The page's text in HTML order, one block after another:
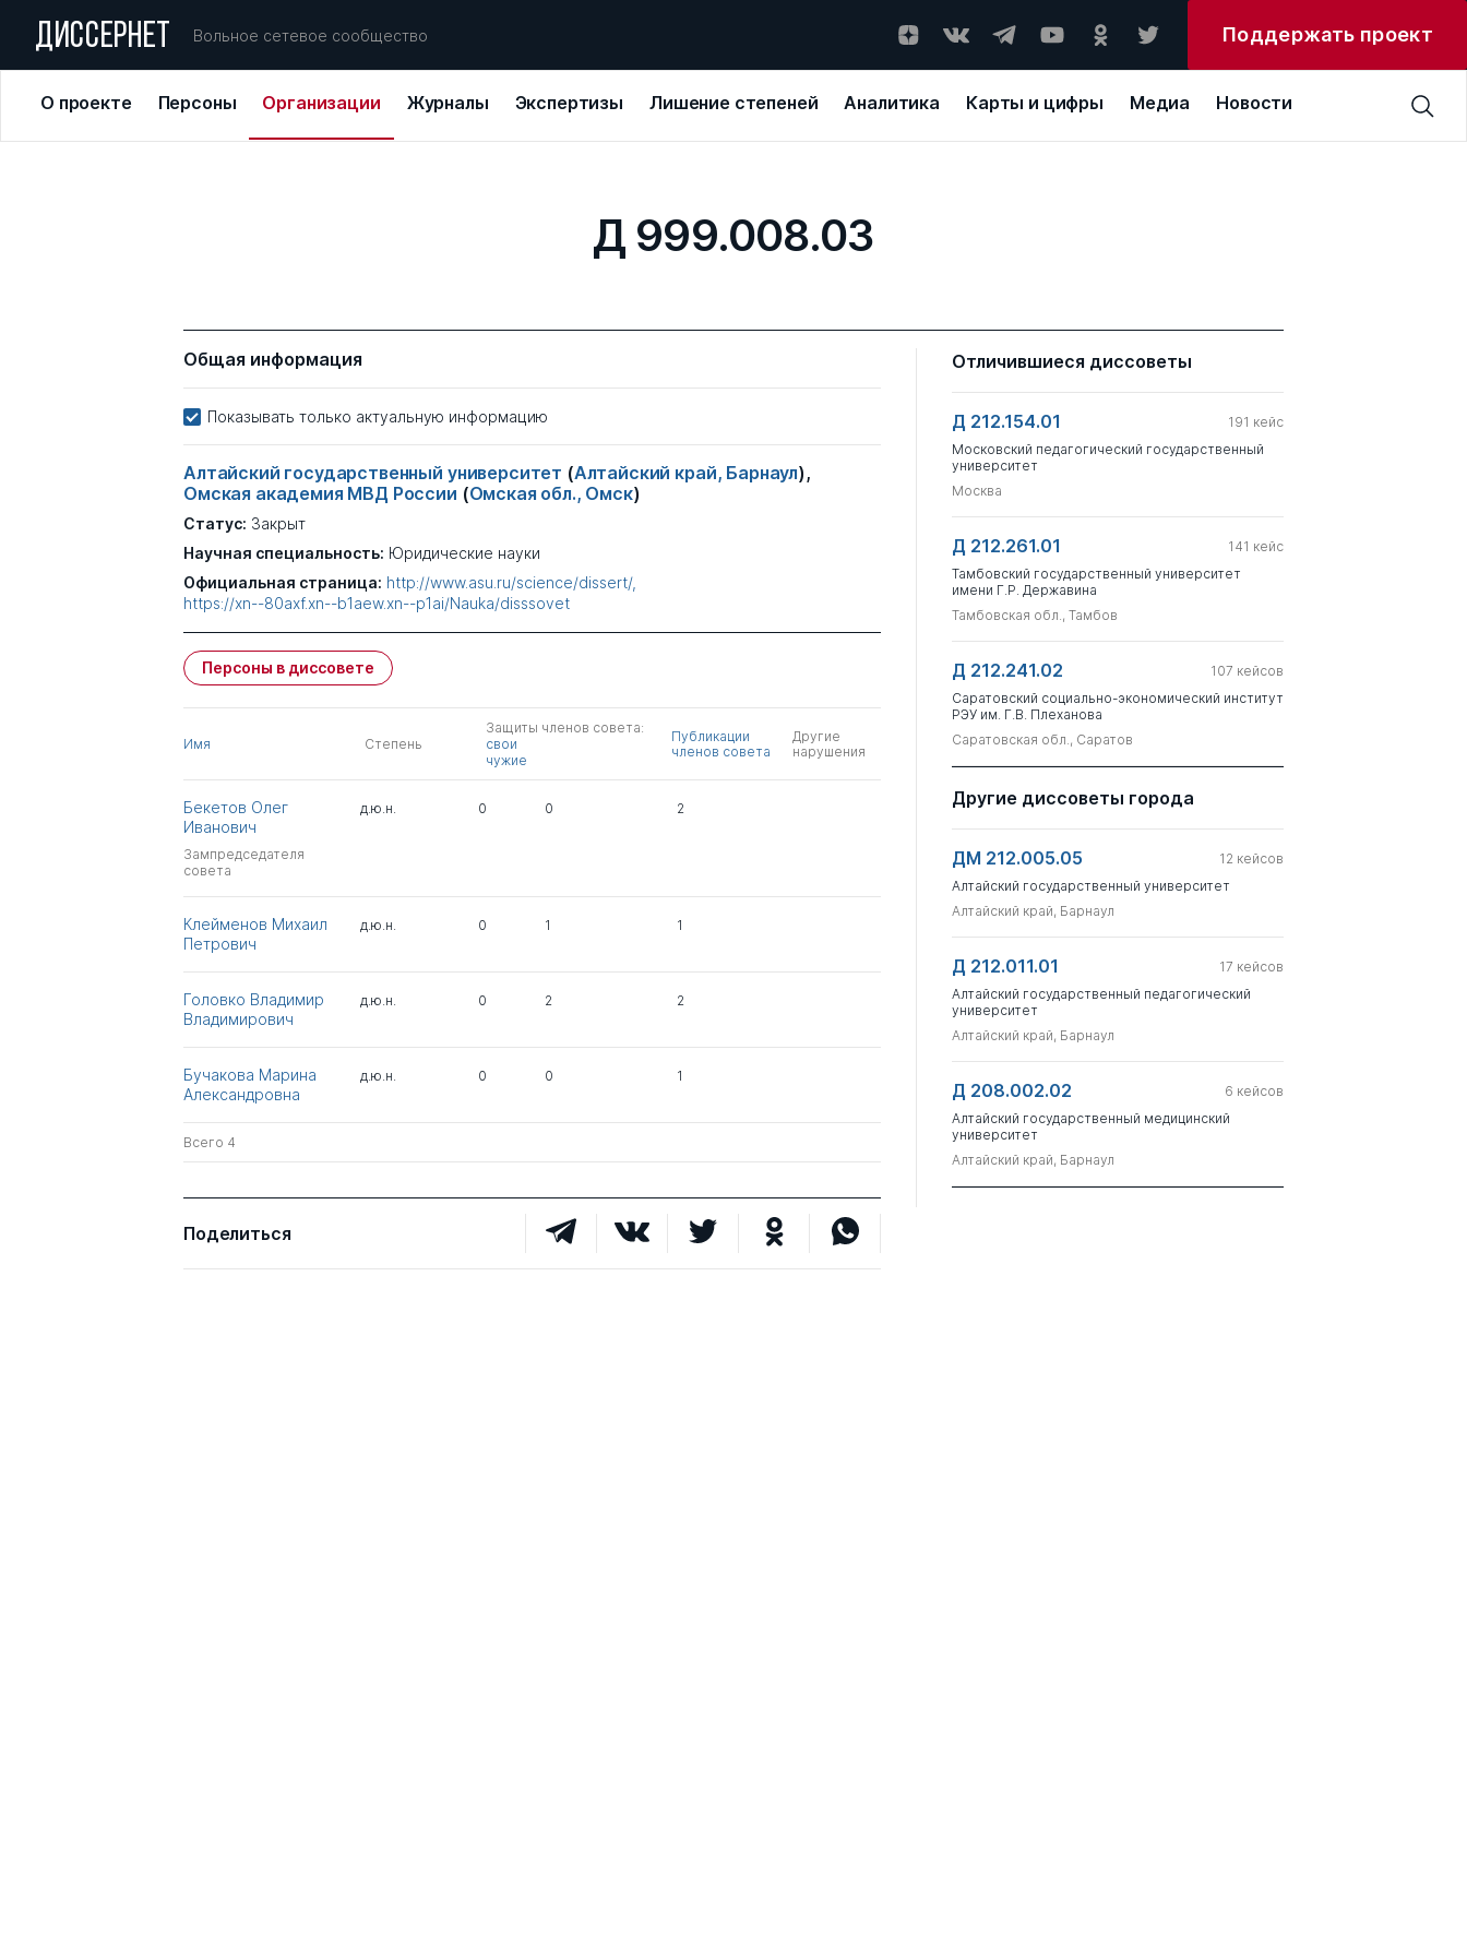
ДИССЕРНЕТ Вольное сетевое сообщество Поддержать проект
О проекте Персоны Организации Журналы Экспертизы Лишение степеней Аналитика Карты и цифры Медиа Новости
Д 999.008.03
Общая информация
Показывать только актуальную информацию
Алтайский государственный университет (Алтайский край, Барнаул),
Омская академия МВД России (Омская обл., Омск)
Статус: Закрыт
Научная специальность: Юридические науки
Официальная страница: http://www.asu.ru/science/dissert/
https://xn--80axf.xn--b1aew.xn--p1ai/Nauka/disssovet
Персоны в диссовете
Имя Степень
Защиты членов совета:
свои
чужие
Публикации
членов совета
Другие
нарушения
Бекетов Олег
Иванович
Зампредседателя
совета
д.ю.н. 0 0 2
Клейменов Михаил
Петрович
д.ю.н. 0 1 1
Головко Владимир
Владимирович
д.ю.н. 0 2 2
Бучакова Марина
Александровна
д.ю.н. 0 0 1
Всего 4
Поделиться
Отличившиеся диссоветы
Д 212.154.01 191 кейс
Московский педагогический государственный
университет
Москва
Д 212.261.01 141 кейс
Тамбовский государственный университет
имени Г.Р. Державина
Тамбовская обл., Тамбов
Д 212.241.02 107 кейсов
Саратовский социально-экономический институт
РЭУ им. Г.В. Плеханова
Саратовская обл., Саратов
Другие диссоветы города
ДМ 212.005.05 12 кейсов
Алтайский государственный университет
Алтайский край, Барнаул
Д 212.011.01 17 кейсов
Алтайский государственный педагогический
университет
Алтайский край, Барнаул
Д 208.002.02 6 кейсов
Алтайский государственный медицинский
университет
Алтайский край, Барнаул